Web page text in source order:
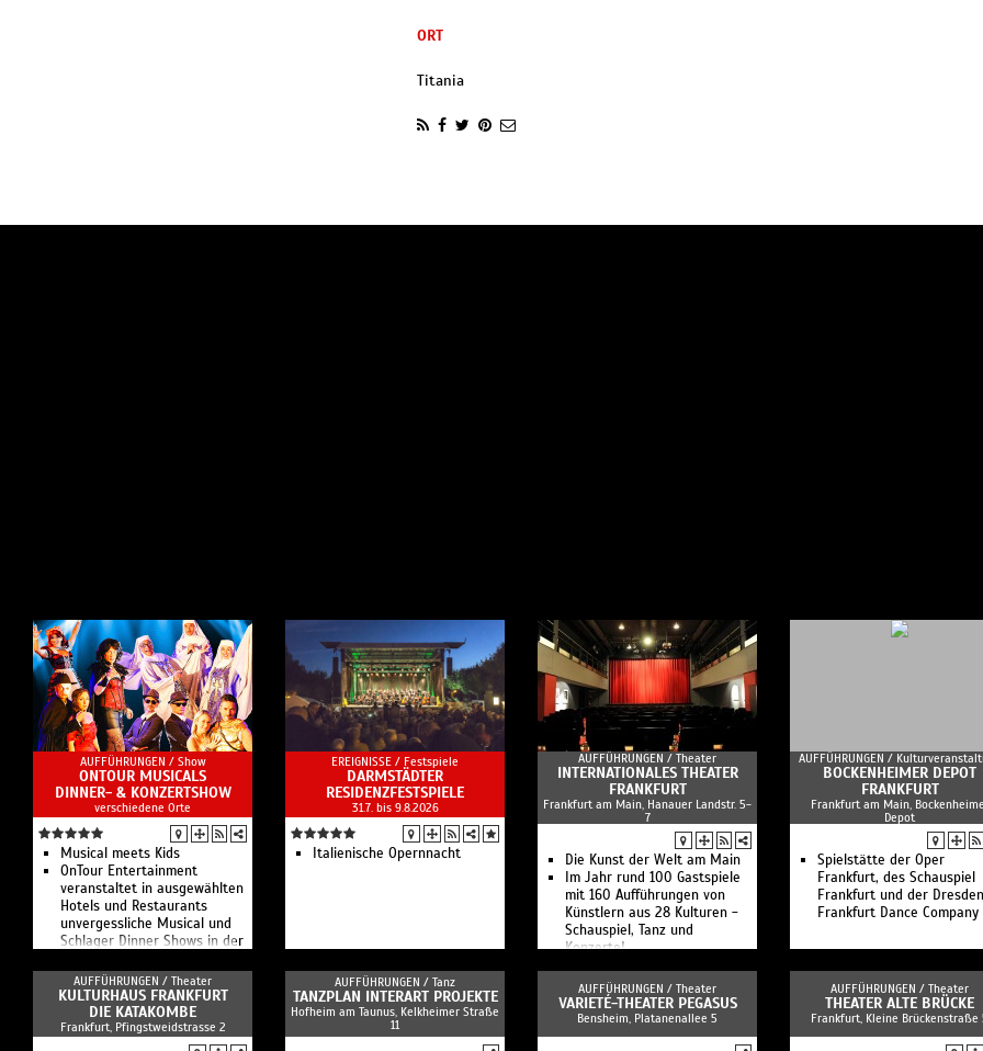
ORT
Titania
AUFFÜHRUNGEN / Show
ONTOUR MUSICALS
DINNER- & KONZERTSHOW
verschiedene Orte
Musical meets Kids
OnTour Entertainment
veranstaltet in ausgewählten
Hotels und Restaurants
unvergessliche Musical und
Schlager Dinner Shows in der
EREIGNISSE / Festspiele
DARMSTÄDTER
RESIDENZFESTSPIELE
31.7. bis 9.8.2026
Italienische Opernnacht
AUFFÜHRUNGEN / Theater
INTERNATIONALES THEATER
FRANKFURT
Frankfurt am Main, Hanauer Landstr. 5-
7
Die Kunst der Welt am Main
Im Jahr rund 100 Gastspiele
mit 160 Aufführungen von
Künstlern aus 28 Kulturen -
Schauspiel, Tanz und
Konzerte!
AUFFÜHRUNGEN /
BOCKENHEIMER DEPOT
FRANKFURT
Frankfurt am Main,
Depot
Spielstätte der Oper
Frankfurt, des Schauspiel
Frankfurt und der Dresden
Frankfurt Dance Company
AUFFÜHRUNGEN / Theater
KULTURHAUS FRANKFURT
DIE KATAKOMBE
Frankfurt, Pfingstweidstrasse 2
AUFFÜHRUNGEN / Tanz
TANZPLAN INTERART PROJEKTE
Hofheim am Taunus, Kelkheimer Straße
11
AUFFÜHRUNGEN / Theater
VARIETÉ-THEATER PEGASUS
Bensheim, Platanenallee 5
AUFFÜHRUNGEN / Theater
THEATER ALTE BRÜCKE
Frankfurt, Kleine Brückenstraße